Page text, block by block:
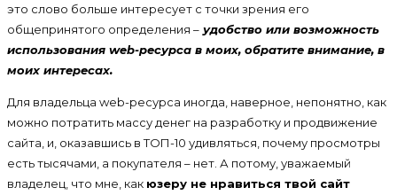
это слово больше интересует с точки зрения его
общепринятого определения – удобство или возможность
использования web-ресурса в моих, обратите внимание, в
моих интересах.
Для владельца web-ресурса иногда, наверное, непонятно, как
можно потратить массу денег на разработку и продвижение
сайта, и, оказавшись в ТОП-10 удивляться, почему просмотры
есть тысячами, а покупателя – нет. А потому, уважаемый
владелец, что мне, как юзеру не нравиться твой сайт